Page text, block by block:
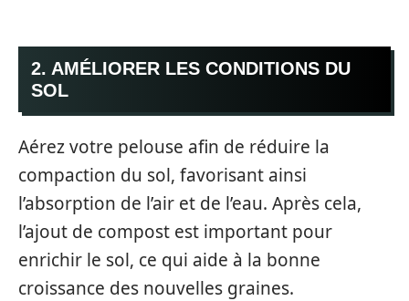
2. AMÉLIORER LES CONDITIONS DU
SOL
Aérez votre pelouse afin de réduire la
compaction du sol, favorisant ainsi
l’absorption de l’air et de l’eau. Après cela,
l’ajout de compost est important pour
enrichir le sol, ce qui aide à la bonne
croissance des nouvelles graines.